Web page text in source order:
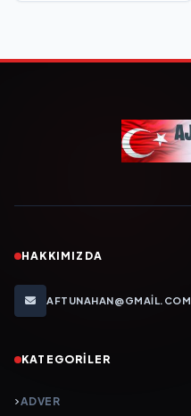
HAKKIMIZDA
AFTUNAHAN@GMAIL.COM
KATEGORILER
ADVER